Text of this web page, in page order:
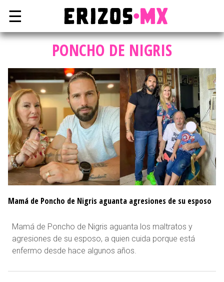
☰
PONCHO DE NIGRIS
Mamá de Poncho de Nigris aguanta agresiones de su esposo
Mamá de Poncho de Nigris aguanta los maltratos y
agresiones de su esposo, a quien cuida porque está
enfermo desde hace algunos años.